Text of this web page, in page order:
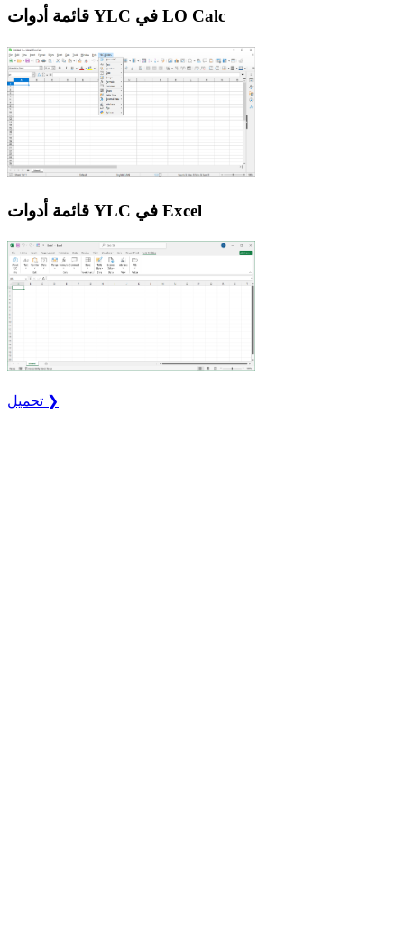
قائمة أدوات YLC في LO Calc
قائمة أدوات YLC في Excel
تحميل ❯